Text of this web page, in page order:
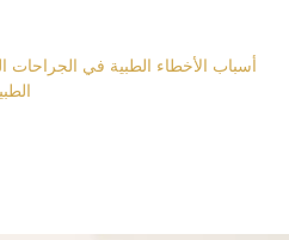
أسباب الأخطاء الطبية في الجراحات